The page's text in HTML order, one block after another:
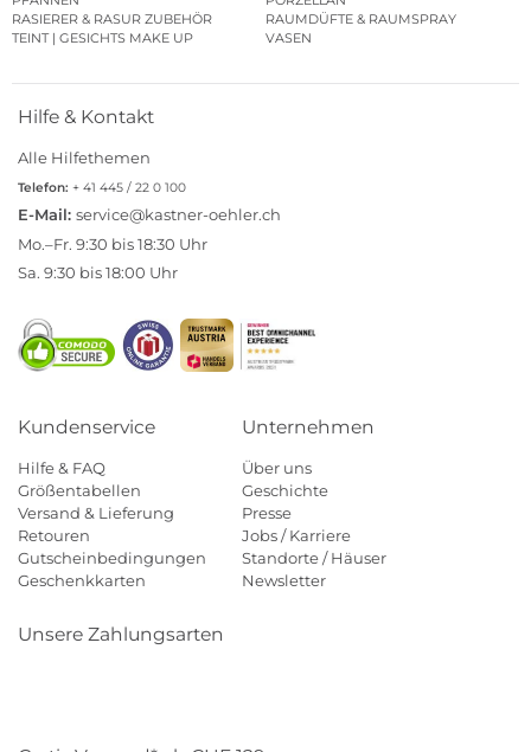
RASIERER & RASUR ZUBEHÖR
RAUMDÜFTE & RAUMSPRAY
TEINT | GESICHTS MAKE UP
VASEN
Hilfe & Kontakt
Alle Hilfethemen
Telefon: + 41 445 / 22 0 100
E-Mail: service@kastner-oehler.ch
Mo.–Fr. 9:30 bis 18:30 Uhr
Sa. 9:30 bis 18:00 Uhr
Kundenservice
Hilfe & FAQ
Größentabellen
Versand & Lieferung
Retouren
Gutscheinbedingungen
Geschenkkarten
Unternehmen
Über uns
Geschichte
Presse
Jobs / Karriere
Standorte / Häuser
Newsletter
Unsere Zahlungsarten